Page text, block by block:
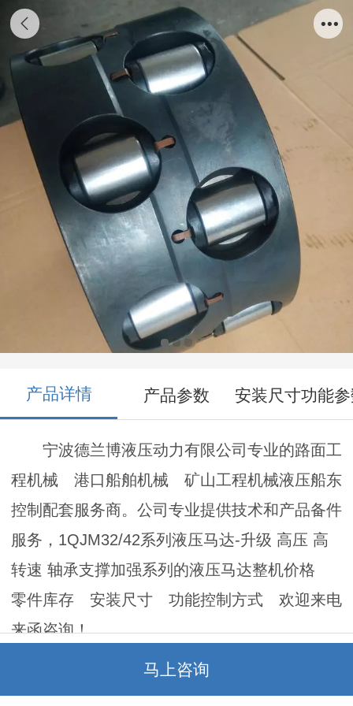
1QJM32/42系列液压马达-升级 高压 高转速
轴承支撑加强
产品详情 产品参数 安装尺寸功能
宁波德兰博液压动力有限公司专业的路面工
程机械 港口船舶机械 矿山工程机械液压船东
控制配套服务商。公司专业提供技术和产品备件
服务，1QJM32/42系列液压马达-升级 高压 高
转速 轴承支撑加强系列的液压马达整机价格
零件库存 安装尺寸 功能控制方式 欢迎来电
来函咨询！
马上咨询